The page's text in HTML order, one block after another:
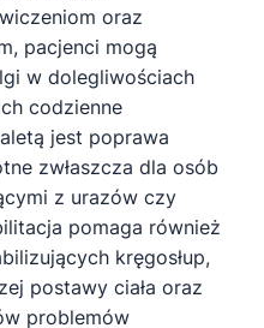
oraz
pacjenci mogą
w dolegliwościach
codzienne
jest poprawa
zwłaszcza dla osób
z urazów czy
pomaga również
kręgosłup,
postawy ciała oraz
problemów